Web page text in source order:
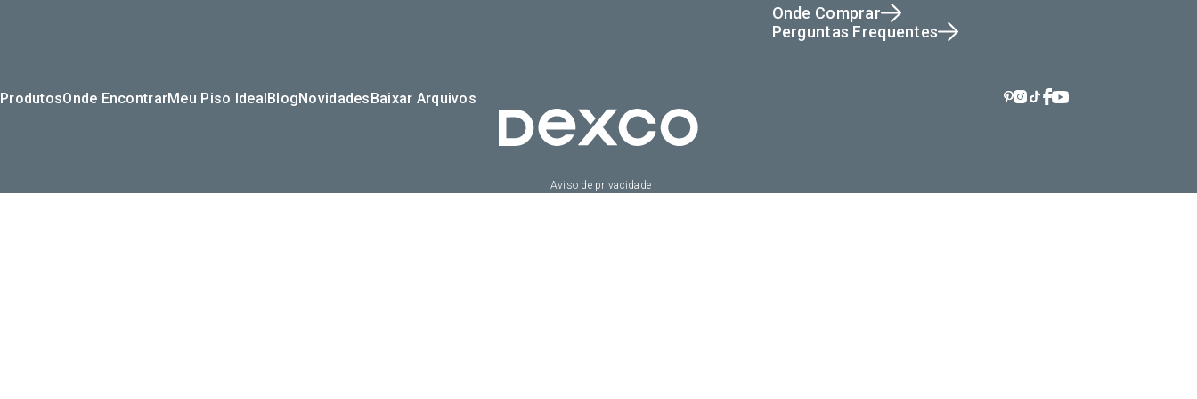
Onde Comprar
Perguntas Frequentes
ProdutosOnde EncontrarMeu Piso IdealBlogNovidadesBaixar Arquivos
Aviso de privacidade